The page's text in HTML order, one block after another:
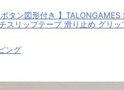
ボタン図形付き 】
スリップテープ 滑り止め グリ
ング